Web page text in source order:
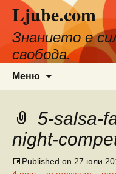
съдържанието
Ljube.com
Знанието е
свобода.
Меню
5-salsa-
night-
Published on 27 юли